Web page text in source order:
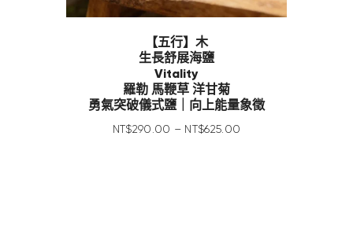
【五行】木
生長舒展海鹽
Vitality
羅勒 馬鞭草 洋甘菊
勇氣突破儀式鹽｜向上能量象徵
NT$290 00 – NT$625 00